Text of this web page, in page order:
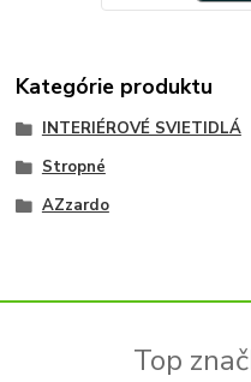
Kategórie produktu
INTERIÉROVÉ SVIETIDLÁ
Stropné
AZzardo
Top